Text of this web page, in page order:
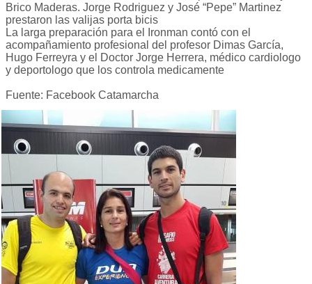
Brico Maderas. Jorge Rodriguez y José “Pepe” Martinez
prestaron las valijas porta bicis
La larga preparación para el Ironman contó con el
acompañamiento profesional del profesor Dimas García,
Hugo Ferreyra y el Doctor Jorge Herrera, médico cardiologo
y deportologo que los controla medicamente
Fuente: Facebook Catamarcha